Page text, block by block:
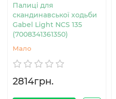
Палиці для
скандинавської ходьби
Gabel Light NCS 135
(7008341361350)
Мало
2814грн.